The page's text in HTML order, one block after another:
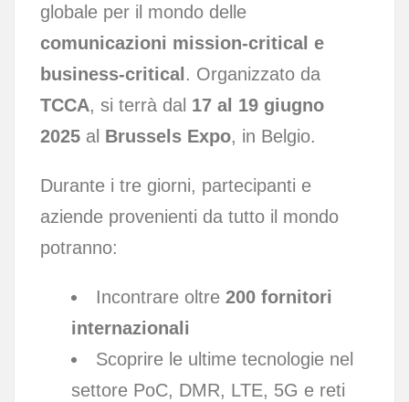
globale per il mondo delle
comunicazioni mission-critical e
business-critical . Organizzato da
TCCA, si terrà dal 17 al 19 giugno
2025al Brussels Expo, in Belgio.
Durante i tre giorni, partecipanti e
aziende provenienti da tutto il mondo
potranno:
Incontrare oltre 200 fornitori
internazionali
Scoprire le ultime tecnologie nel
settore PoC, DMR, LTE, 5G e reti